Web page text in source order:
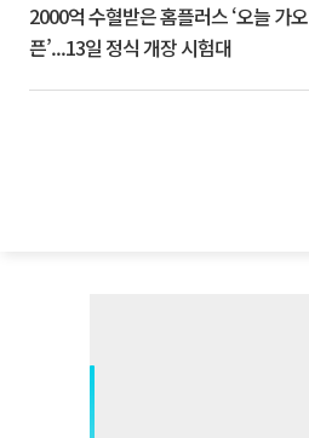
2000억 수혈받은 홈플러스 ‘오늘 가오
픈’...13일 정식 개장 시험대